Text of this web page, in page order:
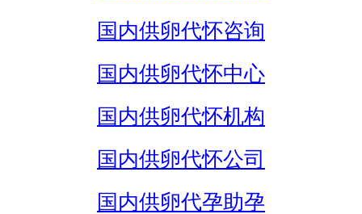
国内供卵代怀咨询
国内供卵代怀中心
国内供卵代怀机构
国内供卵代怀公司
国内供卵代孕助孕